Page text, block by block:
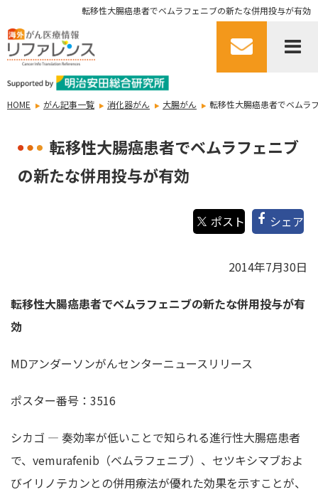
転移性大腸癌患者でベムラフェニブの新たな併用投与が有効
HOME がん記事一覧 消化器がん 大腸がん 転移性大腸癌患者でベムラ
転移性大腸癌患者でベムラフェニブ
の新たな併用投与が有効
シェア
2014年7月30日
転移性大腸癌患者でベムラフェニブの新たな併用投与が有
効
MDアンダーソンがんセンターニュースリリース
ポスター番号：3516
シカゴ — 奏効率が低いことで知られる進行性大腸癌患者
で、vemurafenib（ベムラフェニブ）、セツキシマブおよ
びイリノテカンとの併用療法が優れた効果を示すことが、